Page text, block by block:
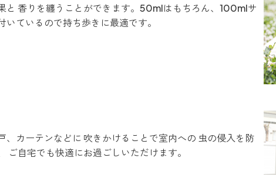
と 香りを纏うことができます。50mlはもちろん、100mlサ
いているので持ち歩きに最適です。
、カーテンなどに 吹きかけることで室内への 虫の侵入を防
ご自宅でも快適にお過ごしいただけます。